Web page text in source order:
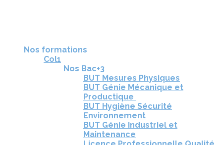
Nos formations
Col1
Nos Bac+3
BUT Mesures Physiques
BUT Génie Mécanique et
Productique
BUT Hygiène Sécurité
Environnement
BUT Génie Industriel et
Maintenance